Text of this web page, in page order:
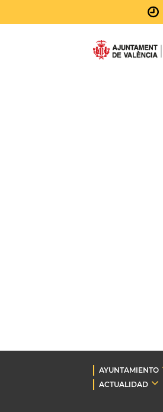
AYUNTAMIENTO
ACTUALIDAD